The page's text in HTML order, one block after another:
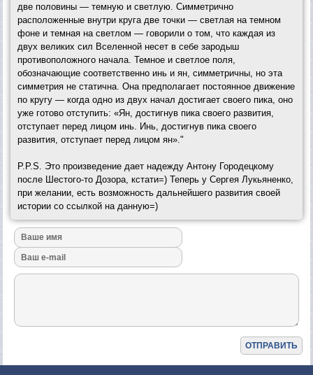
две половины — темную и светлую. Симметрично
расположенные внутри круга две точки — светлая на темном
фоне и темная на светлом — говорили о том, что каждая из
двух великих сил Вселенной несет в себе зародыш
противоположного начала. Темное и светлое поля,
обозначающие соответственно инь и ян, симметричны, но эта
симметрия не статична. Она предполагает постоянное движение
по кругу — когда одно из двух начал достигает своего пика, оно
уже готово отступить: «Ян, достигнув пика своего развития,
отступает перед лицом инь. Инь, достигнув пика своего
развития, отступает перед лицом ян»."
P.P.S. Это произведение дает надежду Антону Городецкому
после Шестого-то Дозора, кстати=) Теперь у Сергея Лукьяненко,
при желании, есть возможность дальнейшего развития своей
истории со ссылкой на данную=)